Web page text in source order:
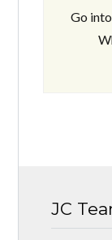
Go
JC